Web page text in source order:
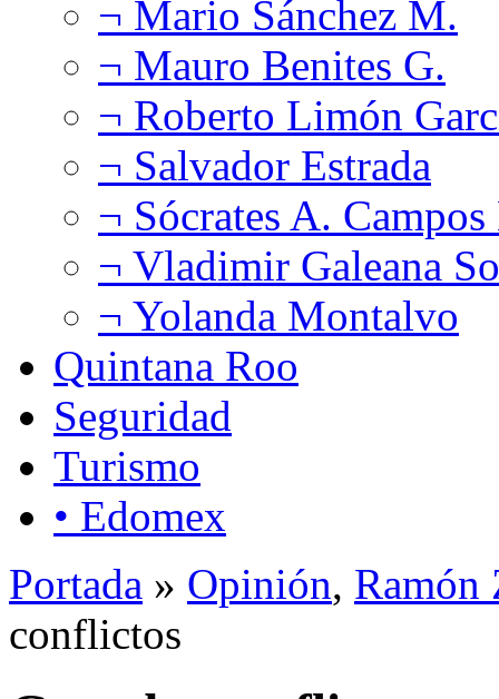
¬ Mario Sánchez M.
¬ Mauro Benites G.
¬ Roberto Limón
¬ Salvador Estrada
¬ Sócrates A.
¬ Vladimir Galeana
¬ Yolanda Montalvo
Quintana Roo
Seguridad
Turismo
• Edomex
Portada » Opinión, Ramón
conflictos